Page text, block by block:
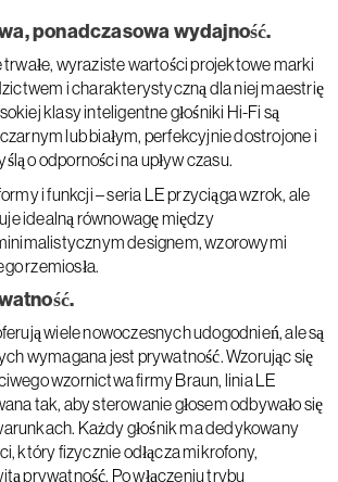
ponadczasowa wydajność.
wyraziste wartości projektowe marki
i charakterystyczną dla niej maestrię
klasy inteligentne głośniki Hi-Fi są
lub białym, perfekcyjnie dostrojone i
o odporności na upływ czasu.
i funkcji – seria LE przyciąga wzrok, ale
idealną równowagę między
designem, wzorowymi
rzemiosła.
wiele nowoczesnych udogodnień, ale są
wymagana jest prywatność. Wzorując się
wzornictwa firmy Braun, linia LE
tak, aby sterowanie głosem odbywało się
Każdy głośnik ma dedykowany
który fizycznie odłącza mikrofony,
prywatność. Po włączeniu trybu